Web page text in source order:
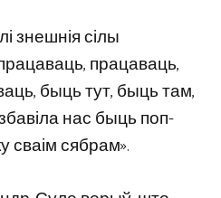
знешнія сілы
працаваць,
быць тут, быць там,
нас быць поп-
сваім сябрам».